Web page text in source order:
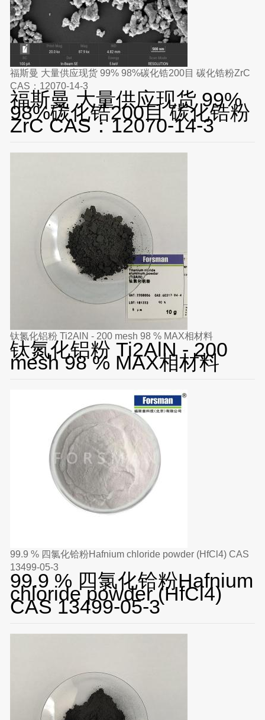
福斯曼 大量供应现货 99% 98%碳化锆200目 碳化锆粉ZrC
CAS：12070-14-3
福斯曼 大量供应现货 99%
98%碳化锆200目 碳化锆粉
ZrC CAS：12070-14-3
钛氮化铝粉 Ti2AlN - 200 mesh 98 % MAX相材料
钛氮化铝粉 Ti2AlN - 200
mesh 98 % MAX相材料
99.9 % 四氯化铪粉Hafnium chloride powder (HfCl4) CAS
13499-05-3
99.9 % 四氯化铪粉Hafnium
chloride powder (HfCl4)
CAS 13499-05-3